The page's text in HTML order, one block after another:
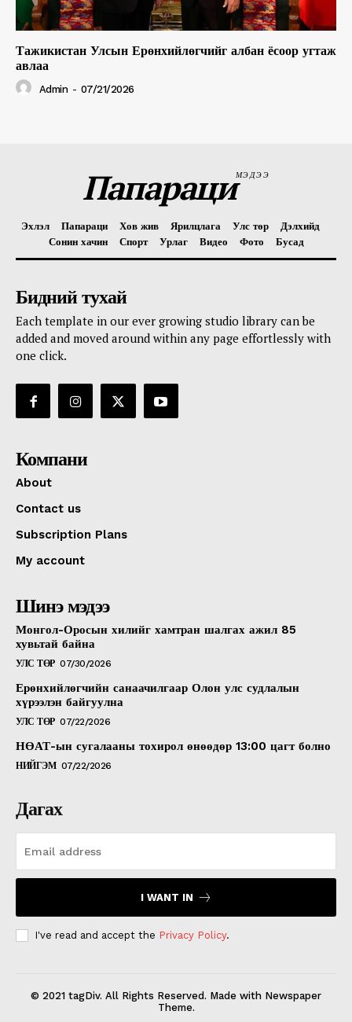
Тажикистан Улсын Ерөнхийлөгчийг албан ёсоор угтаж
авлаа
Admin - 07/21/2026
ПапарациМЭДЭЭ
Эхлэл Папараци Хов жив Ярилцлага Улс төр
Дэлхийд
Сонин хачин
Спорт Урлаг Видео Фото Бусад
Бидний тухай
Each template in our ever growing studio library can be
added and moved around within any page effortlessly with
one click.
Компани
About
Contact us
Subscription Plans
My account
Шинэ мэдээ
Монгол-Оросын хилийг хамтран шалгах ажил 85
хувьтай байна
УЛС ТӨР 07/30/2026
Ерөнхийлөгчийн санаачилгаар Олон улс судлалын
хүрээлэн байгуулна
УЛС ТӨР 07/22/2026
НӨАТ-ын сугалааны тохирол өнөөдөр 13:00 цагт болно
НИЙГЭМ 07/22/2026
Дагах
I WANT IN
I've read and accept the Privacy Policy.
© 2021 tagDiv. All Rights Reserved. Made with Newspaper
Theme.